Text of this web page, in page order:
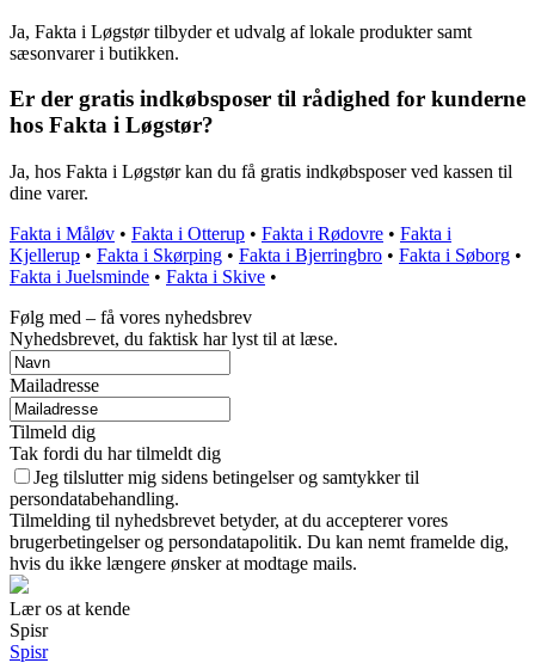
Ja, Fakta i Løgstør tilbyder et udvalg af lokale produkter samt
sæsonvarer i butikken.
Er der gratis indkøbsposer til rådighed for kunderne
hos Fakta i Løgstør?
Ja, hos Fakta i Løgstør kan du få gratis indkøbsposer ved kassen til
dine varer.
Fakta i Måløv • Fakta i Otterup • Fakta i Rødovre • Fakta i
Kjellerup • Fakta i Skørping • Fakta i Bjerringbro • Fakta i Søborg •
Fakta i Juelsminde • Fakta i Skive •
Følg med – få vores nyhedsbrev
Nyhedsbrevet, du faktisk har lyst til at læse.
Mailadresse
Tilmeld dig
Tak fordi du har tilmeldt dig
Jeg tilslutter mig sidens betingelser og samtykker til
persondatabehandling.
Tilmelding til nyhedsbrevet betyder, at du accepterer vores
brugerbetingelser og persondatapolitik. Du kan nemt framelde dig,
hvis du ikke længere ønsker at modtage mails.
Lær os at kende
Spisr
Spisr